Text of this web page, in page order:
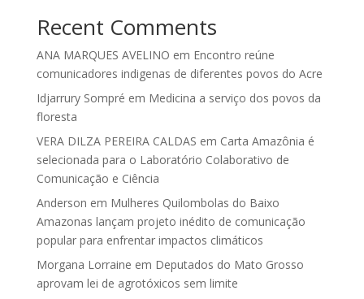
Recent Comments
ANA MARQUES AVELINO em Encontro reúne
comunicadores indigenas de diferentes povos do Acre
Idjarrury Sompré em Medicina a serviço dos povos da
floresta
VERA DILZA PEREIRA CALDAS em Carta Amazônia é
selecionada para o Laboratório Colaborativo de
Comunicação e Ciência
Anderson em Mulheres Quilombolas do Baixo
Amazonas lançam projeto inédito de comunicação
popular para enfrentar impactos climáticos
Morgana Lorraine em Deputados do Mato Grosso
aprovam lei de agrotóxicos sem limite